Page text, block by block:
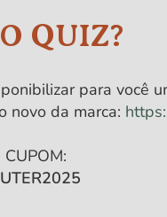
QUIZ?
para você
novo da marca:
CUPOM: